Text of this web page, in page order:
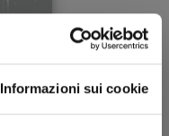
Informazioni sui cookie